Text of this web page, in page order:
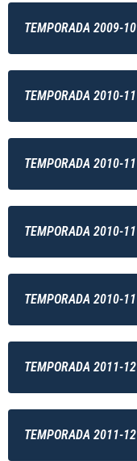
TEMPORADA 2009-10
TEMPORADA 2010-11
TEMPORADA 2010-11
TEMPORADA 2010-11
TEMPORADA 2010-11
TEMPORADA 2011-12
TEMPORADA 2011-12